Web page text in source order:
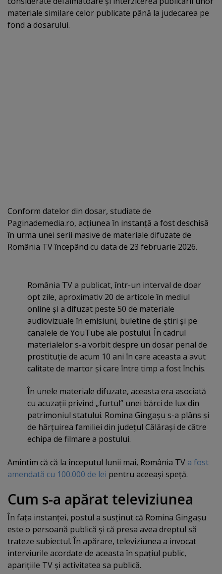
materiale similare celor publicate până la judecarea pe
fond a dosarului.
Conform datelor din dosar, studiate de
Paginademedia.ro, acţiunea în instanţă a fost deschisă
în urma unei serii masive de materiale difuzate de
România TV începând cu data de 23 februarie 2026.
România TV a publicat, într-un interval de doar
opt zile, aproximativ 20 de articole în mediul
online şi a difuzat peste 50 de materiale
audiovizuale în emisiuni, buletine de ştiri şi pe
canalele de YouTube ale postului. În cadrul
materialelor s-a vorbit despre un dosar penal de
prostituţie de acum 10 ani în care aceasta a avut
calitate de martor şi care între timp a fost închis.
În unele materiale difuzate, aceasta era asociată
cu acuzaţii privind „furtul” unei bărci de lux din
patrimoniul statului. Romina Gingaşu s-a plâns şi
de hărţuirea familiei din judeţul Călăraşi de către
echipa de filmare a postului.
Amintim că că la începutul lunii mai, România TV a fost
amendată cu 100.000 de lei pentru aceeaşi speţă.
Cum s-a apărat televiziunea
În faţa instanţei, postul a susţinut că Romina Gingaşu
este o persoană publică şi că presa avea dreptul să
trateze subiectul. În apărare, televiziunea a invocat
interviurile acordate de aceasta în spaţiul public,
apariţiile TV şi activitatea sa publică.